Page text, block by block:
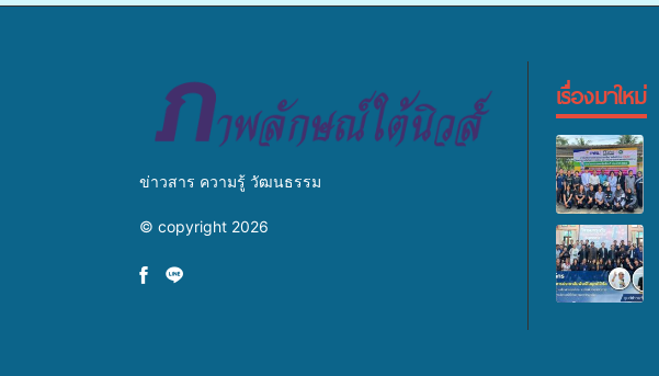
ข่าวสาร ความรู้ วัฒนธรรม
© copyright 2026
เรื่องมาใหม่